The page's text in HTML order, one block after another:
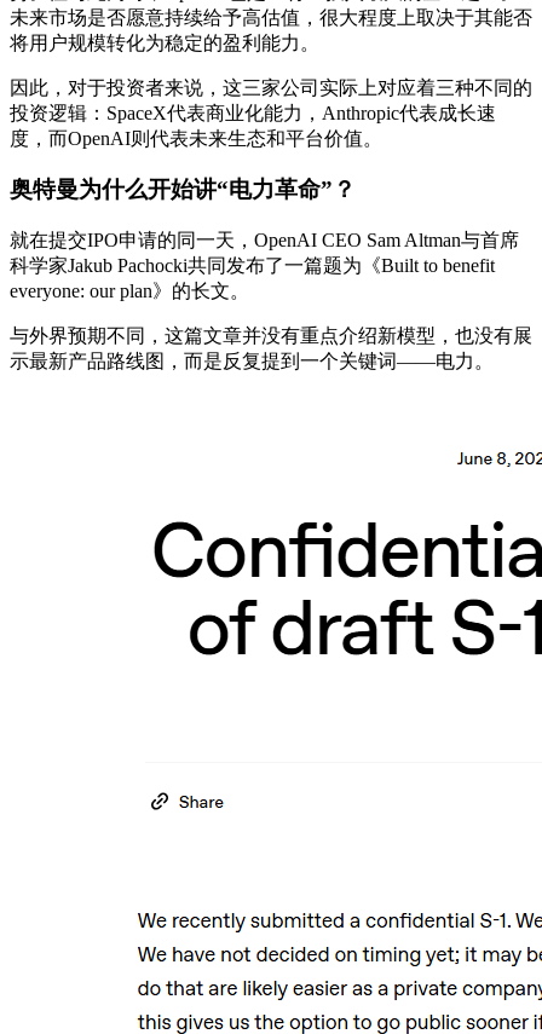
未来市场是否愿意持续给予高估值，很大程度上取决于其能否
将用户规模转化为稳定的盈利能力。
因此，对于投资者来说，这三家公司实际上对应着三种不同的
投资逻辑：SpaceX代表商业化能力，Anthropic代表成长速
度，而OpenAI则代表未来生态和平台价值。
奥特曼为什么开始讲“电力革命”？
就在提交IPO申请的同一天，OpenAI CEO Sam Altman与首席
科学家Jakub Pachocki共同发布了一篇题为《Built to benefit
everyone: our plan》的长文。
与外界预期不同，这篇文章并没有重点介绍新模型，也没有展
示最新产品路线图，而是反复提到一个关键词——电力。